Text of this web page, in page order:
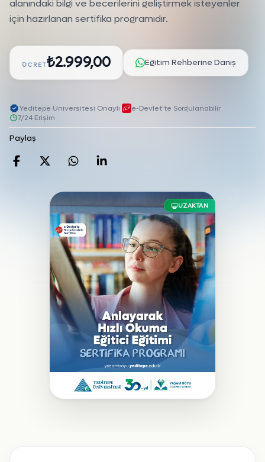
alanındaki bilgi ve becerilerini geliştirmek isteyenler
için hazırlanan sertifika programıdır.
ÜCRET₺2.999,00 Eğitim Rehberine Danış
Yeditepe Üniversitesi Onaylı e-Devlet'te Sorgulanabilir·
7/24 Erişim
Paylaş
Facebook'da paylaş
Twitter'da paylaş
WhatsApp'da paylaş
Linkedin'de paylaş
UZAKTAN